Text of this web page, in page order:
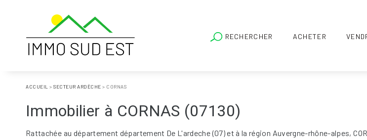
RECHERCHER ACHETER
ACCUEIL > SECTEUR ARDÈCHE > CORNAS
Immobilier à CORNAS (07130)
Rattachée au département département De L'ardeche (07) et à la région Auvergne-rhône-alpes,